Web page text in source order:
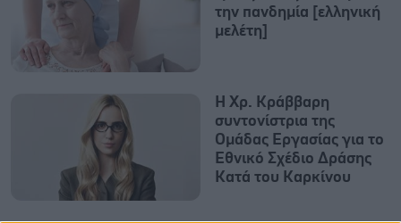
την πανδημία [ελληνική
μελέτη]
Η Χρ. Κράββαρη
συντονίστρια της
Ομάδας Εργασίας για το
Εθνικό Σχέδιο Δράσης
Κατά του Καρκίνου